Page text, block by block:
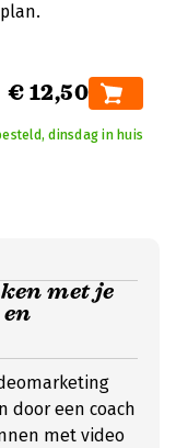
€ 12,50
dinsdag in huis
met je
door een coach
met video